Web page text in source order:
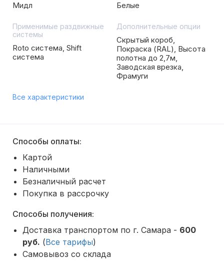
Мидл Белые
Применимые раздвижные
системы
Roto система, Shift
система
Дополнительные опции
Скрытый короб,
Покраска (RAL), Высота
полотна до 2,7м,
Заводская врезка,
Фрамуги
Все характеристики
Способы оплаты:
Картой
Наличными
Безналичный расчет
Покупка в рассрочку
Способы получения:
Доставка транспортом по г. Самара - 600
руб. (Все тарифы)
Самовывоз со склада